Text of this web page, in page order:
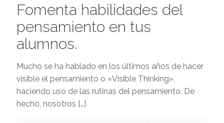
Fomenta habilidades del
pensamiento en tus
alumnos.
Mucho se ha hablado en los últimos años de hacer
visible el pensamiento o «Visible Thinking»,
haciendo uso de las rutinas del pensamiento. De
hecho, nosotros […]